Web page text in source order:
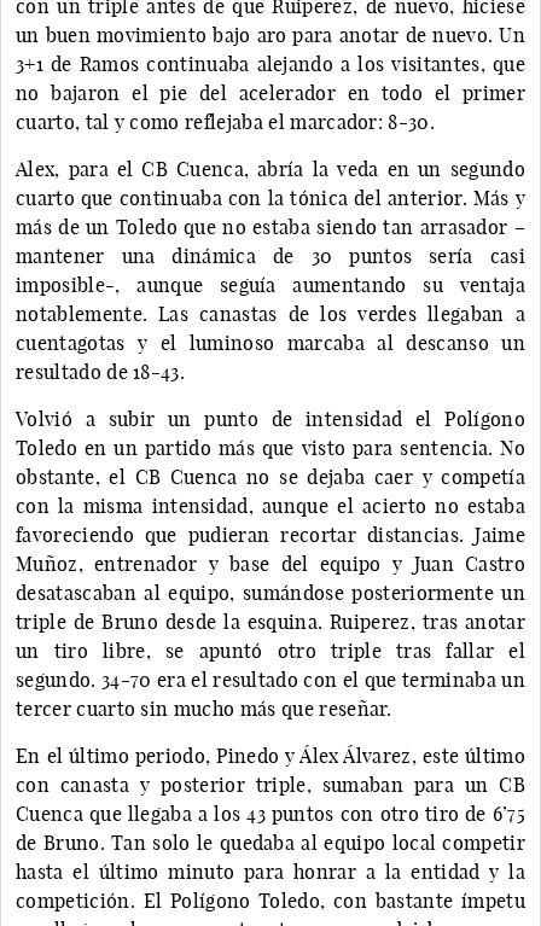
con un triple antes de que Ruiperez, de nuevo, hiciese
un buen movimiento bajo aro para anotar de nuevo. Un
3+1 de Ramos continuaba alejando a los visitantes, que
no bajaron el pie del acelerador en todo el primer
cuarto, tal y como reflejaba el marcador: 8-30.
Alex, para el CB Cuenca, abría la veda en un segundo
cuarto que continuaba con la tónica del anterior. Más y
más de un Toledo que no estaba siendo tan arrasador –
mantener una dinámica de 30 puntos sería casi
imposible-, aunque seguía aumentando su ventaja
notablemente. Las canastas de los verdes llegaban a
cuentagotas y el luminoso marcaba al descanso un
resultado de 18-43.
Volvió a subir un punto de intensidad el Polígono
Toledo en un partido más que visto para sentencia. No
obstante, el CB Cuenca no se dejaba caer y competía
con la misma intensidad, aunque el acierto no estaba
favoreciendo que pudieran recortar distancias. Jaime
Muñoz, entrenador y base del equipo y Juan Castro
desatascaban al equipo, sumándose posteriormente un
triple de Bruno desde la esquina. Ruiperez, tras anotar
un tiro libre, se apuntó otro triple tras fallar el
segundo. 34-70 era el resultado con el que terminaba un
tercer cuarto sin mucho más que reseñar.
En el último periodo, Pinedo y Álex Álvarez, este último
con canasta y posterior triple, sumaban para un CB
Cuenca que llegaba a los 43 puntos con otro tiro de 6’75
de Bruno. Tan solo le quedaba al equipo local competir
hasta el último minuto para honrar a la entidad y la
competición. El Polígono Toledo, con bastante ímpetu